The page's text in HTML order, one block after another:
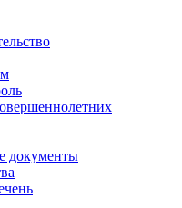
документы